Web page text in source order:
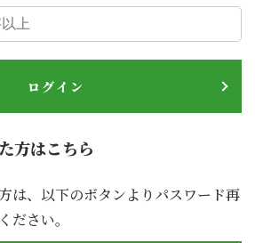
ログイン
方はこちら
は、以下のボタンよりパスワード再
ださい。